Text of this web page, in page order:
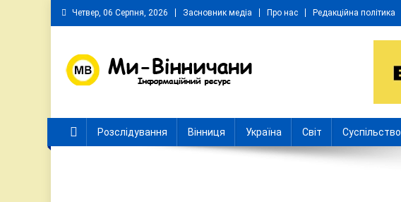
Skip
to
Четвер, 06 Серпня, 2026 Засновник медіа Про нас Редакційна політика
Розслідування Вінниця Україна Світ Суспільство